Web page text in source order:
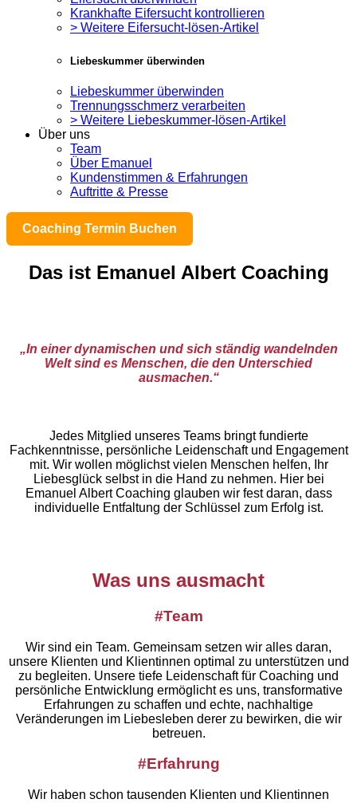
Krankhafte Eifersucht kontrollieren
> Weitere Eifersucht-lösen-Artikel
Liebeskummer überwinden
Liebeskummer überwinden
Trennungsschmerz verarbeiten
> Weitere Liebeskummer-lösen-Artikel
Über uns
Team
Über Emanuel
Kundenstimmen & Erfahrungen
Auftritte & Presse
Coaching Termin Buchen
Das ist Emanuel Albert Coaching
„In einer dynamischen und sich ständig wandelnden
Welt sind es Menschen, die den Unterschied
ausmachen.“
Jedes Mitglied unseres Teams bringt fundierte
Fachkenntnisse, persönliche Leidenschaft und Engagement
mit. Wir wollen möglichst vielen Menschen helfen, Ihr
Liebesglück selbst in die Hand zu nehmen. Hier bei
Emanuel Albert Coaching glauben wir fest daran, dass
individuelle Entfaltung der Schlüssel zum Erfolg ist.
Was uns ausmacht
#Team
Wir sind ein Team. Gemeinsam setzen wir alles daran,
unsere Klienten und Klientinnen optimal zu unterstützen und
zu begleiten. Unsere tiefe Leidenschaft für Coaching und
persönliche Entwicklung ermöglicht es uns, transformative
Erfahrungen zu schaffen und echte, nachhaltige
Veränderungen im Liebesleben derer zu bewirken, die wir
betreuen.
#Erfahrung
Wir haben schon tausenden Klienten und Klientinnen